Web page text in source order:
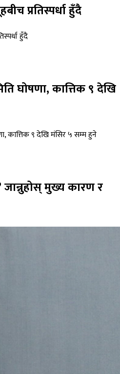
प्रतिस्पर्धा हुँदै
घोषणा, कात्तिक ९ देखि
जान्नुहोस् मुख्य कारण र